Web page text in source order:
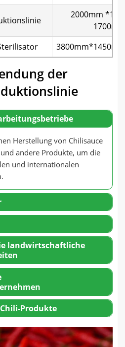
2000mm
der
Herstellung von Chilisauce
andere Produkte, um die
und internationalen
landwirtschaftliche
Produkte